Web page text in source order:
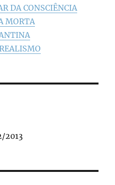
DA CONSCIÊNCIA
MORTA
2013